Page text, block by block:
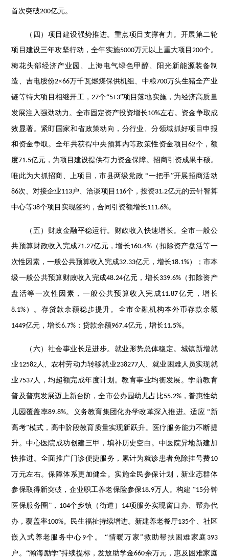
首次突破200亿元。
（四）项目建设强势推进。重点项目支撑有力。开展第二轮
项目建设三年攻坚行动，全年实施5000万元以上重大项目200个。
梅花头部经济产业园、上海电气绿色甲醇、阳光新能源装备制
造、吉电股份2×66万千瓦燃煤保供机组、中粮700万头生猪全产业
链等特大项目相继开工，27个“5+3”项目落地实施，为经济高质量
发展注入强劲动力。全市固定资产投资增长10%左右。资金争取成
效显著。紧盯国家和省政策动向，分行业、分领域抓好项目申报
和资金争取。全年共获得中央预算内等政策性资金项目62个，额
度71.5亿元，为项目建设提供有力资金保障。招商引资成果丰硕。
唯此为大抓招商、上项目，市县两级党政 “一把手”开展招商活动
86次、对接企业113户、洽谈项目 116个，投资31.2亿元的云针智算
中心等38个项目实现签约，合同引资额增长111.6%。
（五）财政金融平稳运行。财政收入快速增长。全市一般公
共预算财政收入完成71.27亿元，增长160.4%（扣除资产盘活等一
次性因素，一般公共预算收入完成32.33亿元，增长18.1%）；市本
级一般公共预算财政收入完成48.24亿元，增长339.6% （扣除资产
盘活等一次性因素，一般公共预算收入完成11.87亿元，增长
8.1% ）。存贷款余额稳步提升。全市金融机构本外币存款余额
1449亿元，增长6.7% ；贷款余额967.4亿元，增长11.5%。
（六）社会事业长足进步。就业形势总体稳定。城镇新增就
业 12582人、农村劳动力转移就业238277人、就业困难人员实现就
业7537人，均超额完成年度计划。教育事业均衡发展。学前教育
普及普惠发展迈上新台阶，全市公办园幼儿占比55.2%，普惠性幼
儿园覆盖率89.8%。义务教育集团化办学改革深入推进。适应 “新
高考”模式，高中阶段教育质量实现新跃升。医疗服务能力不断提
升。中心医院成功创建三甲，填补历史空白。中医院异地新建加
快推进。全面推广门诊便捷服务，累计为就诊患者免除挂号费10
万元左右。保障体系更加健全。实施全民参保计划，新业态群体
参保取得新突破，企业职工养老保险参保18.9万人。构建 “15分钟
医保服务圈”， 104个乡镇（街道） 14项服务实现窗口办、帮办代
办，覆盖率100%。民生福祉持续增进。新建养老餐厅135个、社区
嵌入式养老服务中心 9个。 “情暖万家”救助帮扶困难家庭 393
户。“瀚海励学”持续提标，发放助学金660余万元，惠及困难家庭